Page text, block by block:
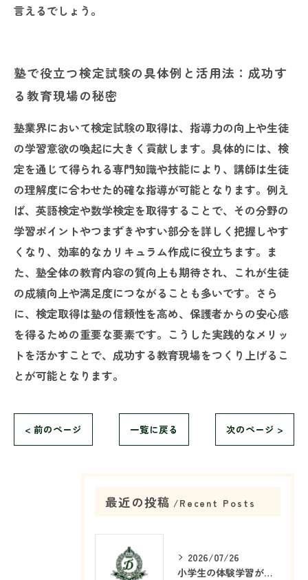
言えるでしょう。
塾で役立つ検定試験の具体例と活用法：成功す
る教育現場の秘密
塾業界において検定試験の取得は、指導力の向上や生徒
の学習意欲の喚起に大きく貢献します。具体的には、検
定を通じて得られる専門知識や技能により、講師は生徒
の理解度に合わせた的確な指導が可能となります。例え
ば、英語検定や数学検定を取得することで、その分野の
学習ポイントやつまずきやすい部分を詳しく把握しやす
くなり、効率的なカリキュラム作成に役立ちます。ま
た、塾全体の教育内容の質向上も期待され、これが生徒
の成績向上や満足度につながることも多いです。さら
に、検定取得は塾の信頼性を高め、保護者からの安心感
を得るための重要な要素です。こうした実践的なメリッ
トを活かすことで、成功する教育現場をつくり上げるこ
とが可能となります。
< 前のページ 一覧に戻る 次のページ >
最近の投稿 Recent Posts
2026/07/26
小学生の体験学習が塾で重要な理由